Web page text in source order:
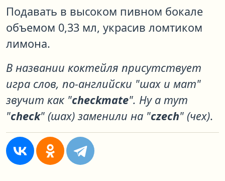
Подавать в высоком пивном бокале
объемом 0,33 мл, украсив ломтиком
лимона.
В названии коктейля присутствует
игра слов, по-английски "шах и мат"
звучит как "checkmate". Ну а тут
"check" (шах) заменили на "czech" (чех).